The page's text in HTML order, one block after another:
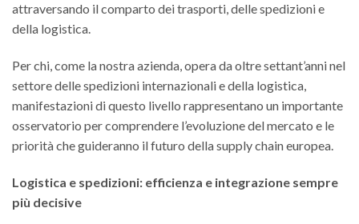
attraversando il comparto dei trasporti, delle spedizioni e
della logistica.
Per chi, come la nostra azienda, opera da oltre settant’anni nel
settore delle spedizioni internazionali e della logistica,
manifestazioni di questo livello rappresentano un importante
osservatorio per comprendere l’evoluzione del mercato e le
priorità che guideranno il futuro della supply chain europea.
Logistica e spedizioni: efficienza e integrazione sempre
più decisive